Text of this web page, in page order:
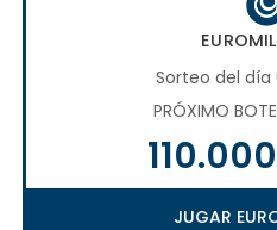
Sorteo del
PRÓXIMO
JUGAR